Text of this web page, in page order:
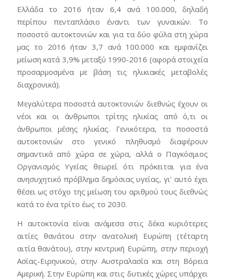
Ελλάδα το 2016 ήταν 6,4 ανά 100.000, δηλαδή
περίπου πενταπλάσιο έναντι των γυναικών. Το
ποσοστό αυτοκτονιών και για τα δύο φύλα στη χώρα
μας το 2016 ήταν 3,7 ανά 100.000 και εμφανίζει
μείωση κατά 3,9% μεταξύ 1990-2016 (αφορά στοιχεία
προσαρμοσμένα με βάση τις ηλικιακές μεταβολές
διαχρονικά).
Μεγαλύτερα ποσοστά αυτοκτονιών διεθνώς έχουν οι
νέοι και οι άνθρωποι τρίτης ηλικίας από ό,τι οι
άνθρωποι μέσης ηλικίας. Γενικότερα, τα ποσοστά
αυτοκτονιών στο γενικό πληθυσμό διαφέρουν
σημαντικά από χώρα σε χώρα, αλλά ο Παγκόσμιος
Οργανισμός Υγείας θεωρεί ότι πρόκειται για ένα
ανησυχητικό πρόβλημα δημόσιας υγείας, γι’ αυτό έχει
θέσει ως στόχο της μείωση του αριθμού τους διεθνώς
κατά το ένα τρίτο έως το 2030.
Η αυτοκτονία είναι ανάμεσα στις δέκα κυριότερες
αιτίες θανάτου στην ανατολική Ευρώπη (τέταρτη
αιτία θανάτου), στην κεντρική Ευρώπη, στην περιοχή
Ασίας-Ειρηνικού, στην Αυστραλασία και στη Βόρεια
Αμερική. Στην Ευρώπη και στις δυτικές χώρες υπάρχει